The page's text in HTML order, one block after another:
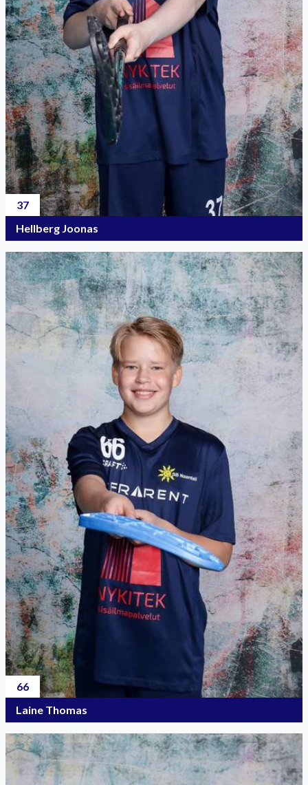
37
Hellberg Joonas
66
Laine Thomas